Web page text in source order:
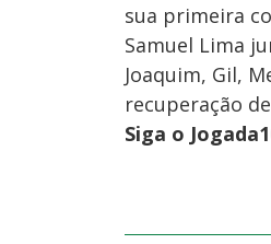
sua primeira
Samuel Lima
Joaquim, Gil,
recuperação
Siga o